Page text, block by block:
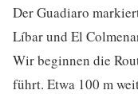
Der Guadiaro
Líbar und El
Wir beginnen die
führt. Etwa 100 m